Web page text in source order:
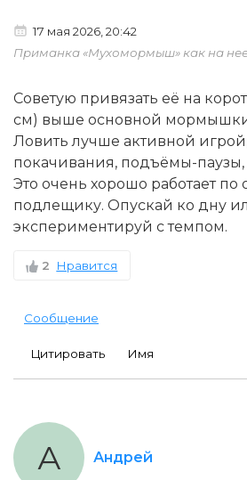
17 мая 2026, 20:42
Приманка «Мухомормыш» как на нее
Советую привязать её на
см) выше основной мормышки
Ловить лучше активной
покачивания, подъёмы-
Это очень хорошо работает по
подлещику. Опускай ко дну
экспериментируй с темпом.
2 Нравится
Сообщение
Цитировать Имя
Андрей
А